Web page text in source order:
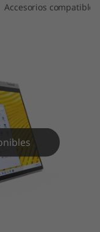
Accesorios compatibles